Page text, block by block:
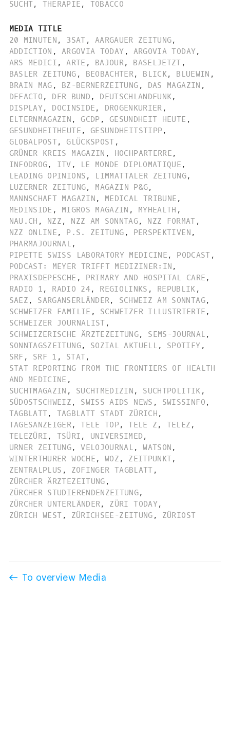
SUCHT, THERAPIE , TOBACCO
MEDIA TITLE
20 MINUTEN , 3SAT , AARGAUER ZEITUNG,
ADDICTION , ARGOVIA TODAY , ARGOVIA TODAY,
ARS MEDICI , ARTE , BAJOUR, BASELJETZT ,
BASLER ZEITUNG , BEOBACHTER, BLICK, BLUEWIN ,
BRAIN MAG , BZ-BERNERZEITUNG , DAS MAGAZIN ,
DEFACTO , DER BUND , DEUTSCHLANDFUNK,
DISPLAY, DOCINSIDE , DROGENKURIER ,
ELTERNMAGAZIN , GCDP , GESUNDHEIT HEUTE ,
GESUNDHEITHEUTE , GESUNDHEITSTIPP,
GLOBALPOST, GLÜCKSPOST ,
GRÜNER KREIS MAGAZIN , HOCHPARTERRE ,
INFODROG, ITV , LE MONDE DIPLOMATIQUE ,
LEADING OPINIONS , LIMMATTALER ZEITUNG,
LUZERNER ZEITUNG, MAGAZIN P&G,
MANNSCHAFT MAGAZIN , MEDICAL TRIBUNE ,
MEDINSIDE , MIGROS MAGAZIN , MYHEALTH ,
NAU.CH , NZZ , NZZ AM SONNTAG, NZZ FORMAT ,
NZZ ONLINE , P.S. ZEITUNG , PERSPEKTIVEN ,
PHARMAJOURNAL ,
PIPETTE SWISS LABORATORY MEDICINE , PODCAST ,
PODCAST: MEYER TRIFFT MEDIZINER:IN ,
PRAXISDEPESCHE , PRIMARY AND HOSPITAL CARE ,
RADIO 1 , RADIO 24, REGIOLINKS , REPUBLIK ,
SAEZ , SARGANSERLÄNDER, SCHWEIZ AM SONNTAG,
SCHWEIZER FAMILIE , SCHWEIZER ILLUSTRIERTE ,
SCHWEIZER JOURNALIST ,
SCHWEIZERISCHE ÄRZTEZEITUNG, SEMS-JOURNAL ,
SONNTAGSZEITUNG, SOZIAL AKTUELL , SPOTIFY ,
SRF , SRF 1 , STAT,
STAT REPORTING FROM THE FRONTIERS OF HEALTH
AND MEDICINE ,
SUCHTMAGAZIN , SUCHTMEDIZIN , SUCHTPOLITIK ,
SÜDOSTSCHWEIZ , SWISS AIDS NEWS , SWISSINFO ,
TAGBLATT, TAGBLATT STADT ZÜRICH ,
TAGESANZEIGER, TELE TOP, TELE Z , TELEZ ,
TELEZÜRI , TSÜRI , UNIVERSIMED ,
URNER ZEITUNG, VELOJOURNAL , WATSON ,
WINTERTHURER WOCHE , WOZ , ZEITPUNKT,
ZENTRALPLUS , ZOFINGER TAGBLATT ,
ZÜRCHER ÄRZTEZEITUNG ,
ZÜRCHER STUDIERENDENZEITUNG,
ZÜRCHER UNTERLÄNDER, ZÜRI TODAY,
ZÜRICH WEST , ZÜRICHSEE-ZEITUNG , ZÜRIOST
To overview Media